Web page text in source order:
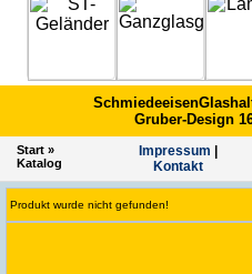
Schmiedeeisen
Gruber-Design
Start »
Katalog
Impres­sum
Kontakt
Produkt wurde nicht gefunden!